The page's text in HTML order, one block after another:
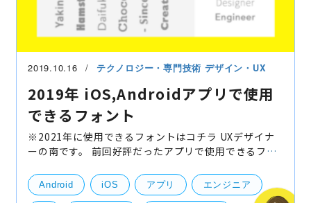
2019.10.16 テクノロジー・専門技術デザイン・UX
2019年 iOS,Androidアプリで使用
できるフォント
※2021年に使用できるフォントはコチラ UXデザイナ
ーの南です。 前回好評だったアプリで使用できるフォ
らから↓ 2017 アプリで使えるフォントについて 前回
はデ
Android iOS アプリ エンジニア